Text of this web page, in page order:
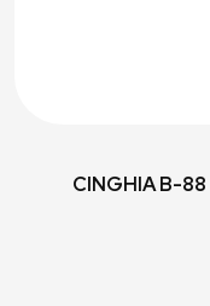
CINGHIA B-